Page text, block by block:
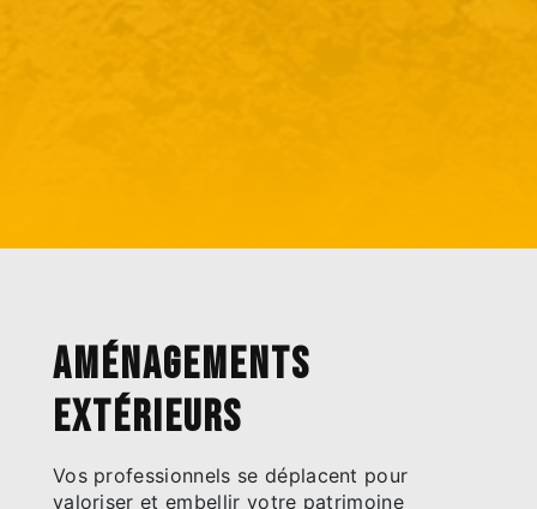
Aménagements
extérieurs
Vos professionnels se déplacent pour
valoriser et embellir votre patrimoine